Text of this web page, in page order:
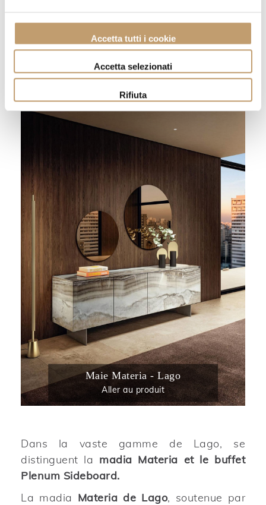
Accetta tutti i cookie
Accetta selezionati
Rifiuta
Aller au produit
Maie Materia - Lago
Aller au produit
Dans la vaste gamme de Lago, se
distinguent la madia Materia et le buffet
Plenum Sideboard.
La madia Materia de Lago, soutenue par